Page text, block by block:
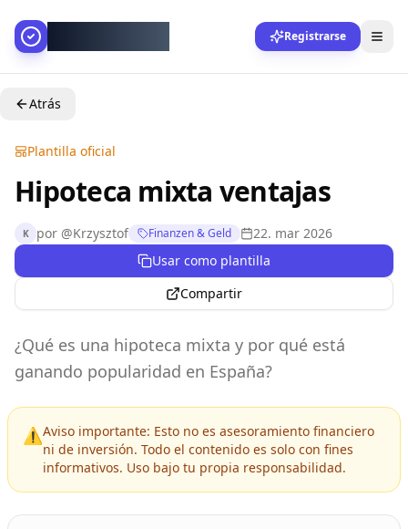
Registrarse
Atrás
Plantilla oficial
Hipoteca mixta ventajas
K por @Krzysztof Finanzen & Geld
22. mar 2026
Usar como plantilla
Compartir
¿Qué es una hipoteca mixta y por qué está
ganando popularidad en España?
⚠️Aviso importante: Esto no es asesoramiento financiero
ni de inversión. Todo el contenido es solo con fines
informativos. Uso bajo tu propia responsabilidad.